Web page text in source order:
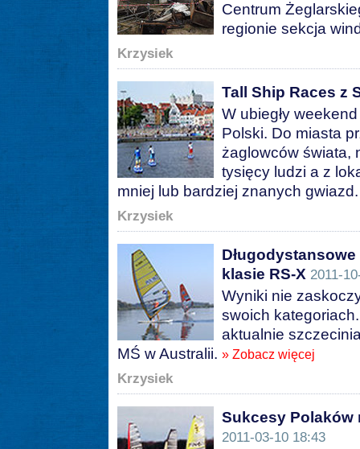
Centrum
regionie sekcja
Krzysiek
Tall Ship Races z
W ubiegły
Polski. Do miasta
żaglowców świata,
tysięcy ludzi a z
mniej lub bardziej znanych
Krzysiek
klasie RS-X 2011-
Wyniki nie
swoich
aktualnie
MŚ w Australii. » Zobacz więcej
Krzysiek
Sukcesy Polaków
2011-03-10 18:43